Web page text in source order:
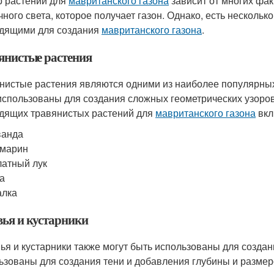
света, которое получает газон. Однако, есть
для создания мавританского газона.
растения
растения являются одними из наиболее
для создания сложных геометрических
травянистых растений для мавританского газона
лук
и кустарники
и кустарники также могут быть использованы для
для создания тени и добавления глубины и